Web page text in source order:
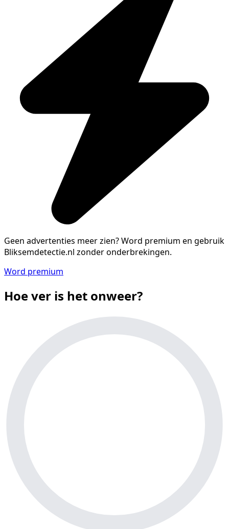
Geen advertenties meer zien?Word premium en gebruik
Bliksemdetectie.nl zonder onderbrekingen.
Word premium
Hoe ver is het onweer?